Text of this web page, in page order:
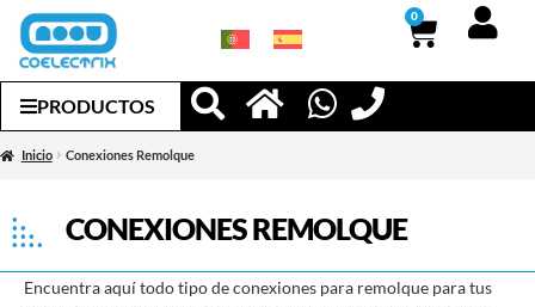
0
PRODUCTOS
Inicio Conexiones Remolque
CONEXIONES REMOLQUE
Encuentra aquí todo tipo de conexiones para remolque para tus